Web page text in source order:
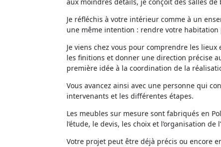
Je réfléchis à votre intérieur comme à un
une même intention : rendre votre
Je viens chez vous pour comprendre les
les finitions et donner une direction précise
première idée à la coordination de la
Vous avancez ainsi avec une personne qui
intervenants et les différentes étapes.
Les meubles sur mesure sont fabriqués en
l’étude, le devis, les choix et l’organisation de
Votre projet peut être déjà précis ou encore